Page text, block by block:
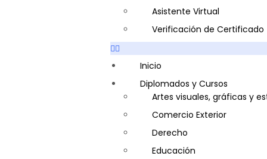
Medio Ambiente y Seguridad
Plataforma Bancaria y
Secretaria Corporativo
Telemarketing
Ventas de Productos y
Visitador Médico
Asistente Virtual
Verificación de Certificado
Inicio
Diplomados y Cursos
Artes visuales, gráficas y
Comercio Exterior
Derecho
Educación